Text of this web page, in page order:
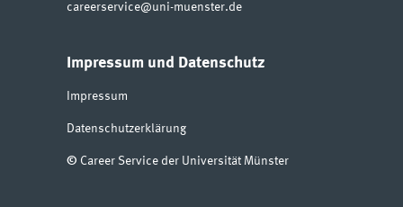
careerservice@uni-muenster.de
Impressum und Datenschutz
Impressum
Datenschutzerklärung
© Career Service der Universität Münster